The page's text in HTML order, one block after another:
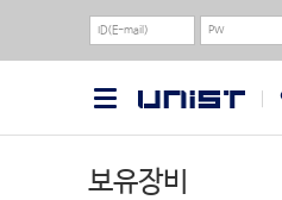
보유장비